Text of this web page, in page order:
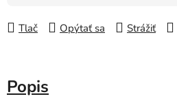
Tlač
Opýtať sa Strážiť
Popis